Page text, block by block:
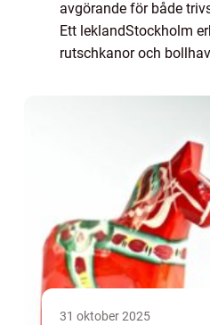
avgörande för både
Ett leklandStockholm
rutschkanor och
31 oktober 2025